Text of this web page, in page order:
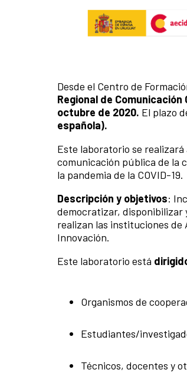
Desde el Centro de
Regional de Comunicación
octubre de 2020. El plazo
española).
Este laboratorio se
comunicación pública de la
la pandemia de la COVID-19.
Descripción y objetivos:
democratizar, disponibilizar
realizan las instituciones de
Innovación.
Este laboratorio está
Organismos de
Estudiantes/
Técnicos, docentes y